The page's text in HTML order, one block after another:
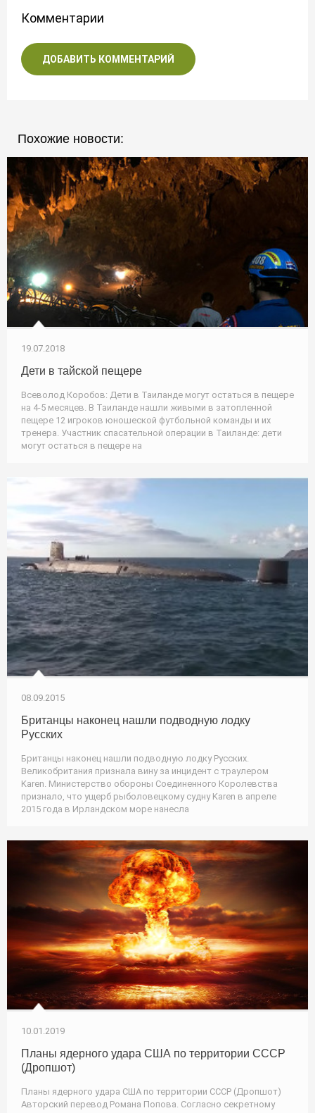
Комментарии
ДОБАВИТЬ КОММЕНТАРИЙ
Похожие новости:
19.07.2018
Дети в тайской пещере
Всеволод Коробов: Дети в Таиланде могут остаться в пещере
на 4-5 месяцев. В Таиланде нашли живыми в затопленной
пещере 12 игроков юношеской футбольной команды и их
тренера. Участник спасательной операции в Таиланде: дети
могут остаться в пещере на
08.09.2015
Британцы наконец нашли подводную лодку
Русских
Британцы наконец нашли подводную лодку Русских.
Великобритания признала вину за инцидент с траулером
Karen. Министерство обороны Соединенного Королевства
признало, что ущерб рыболовецкому судну Karen в апреле
2015 года в Ирландском море нанесла
10.01.2019
Планы ядерного удара США по территории СССР
(Дропшот)
Планы ядерного удара США по территории СССР (Дропшот)
Авторский перевод Романа Попова. Согласно секретному